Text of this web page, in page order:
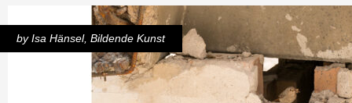
by Isa Hänsel, Bildende Kunst